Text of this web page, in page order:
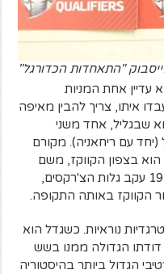
"התאחדות הכדורגל"
עדיין אחת המניות
איתו, צריך להבין מאיפה
שבגליל, אחד משני
(יחד עם ריחאניה). מקורם
בצפון הקווקז, משם
הגיעו לארץ ישראל באמצע המאה ה19 עקב גלות הצ'רקסים,
הקווקז באותה התקופה.
נוראיות. כשגדל הוא
הגדולה ממנו בשש
הגדול ביותר בהיסטוריה